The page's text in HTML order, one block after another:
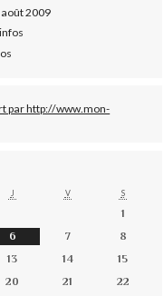
2009
J V S
1
6 7
8
13 14
15
20 21
22